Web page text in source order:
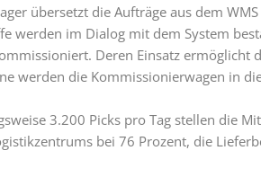
übersetzt die Aufträge aus dem
werden im Dialog mit dem System
Deren Einsatz
werden die Kommissionierwagen in
3.200 Picks pro Tag stellen die
bei 76 Prozent, die